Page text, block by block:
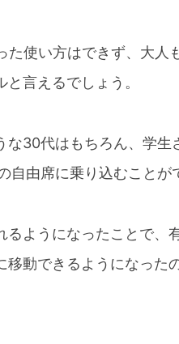
使い方はできず、大人
言えるでしょう。
30代はもちろん、学生
由席に乗り込むことが
ようになったことで、
動できるようになった